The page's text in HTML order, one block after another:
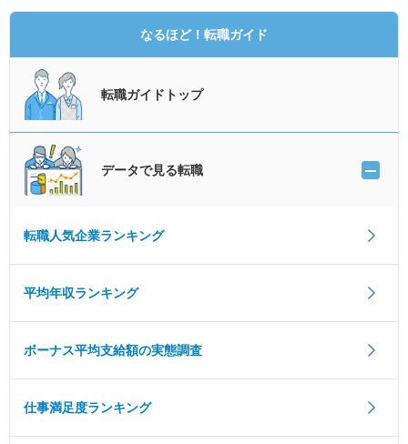
なるほど！転職ガイド
転職ガイドトップ
データで見る転職
転職人気企業ランキング
平均年収ランキング
ボーナス平均支給額の実態調査
仕事満足度ランキング